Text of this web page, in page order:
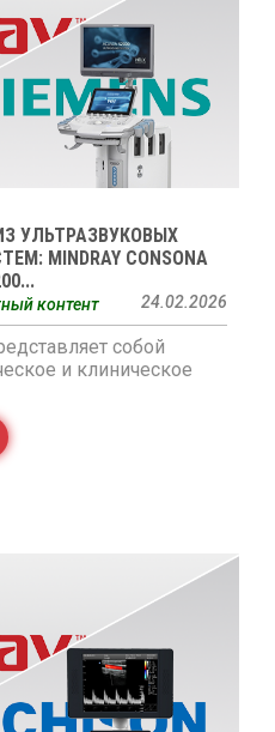
УЛЬТРАЗВУКОВЫХ
MINDRAY CONSONA
24.02.2026
контент
собой
и клиническое